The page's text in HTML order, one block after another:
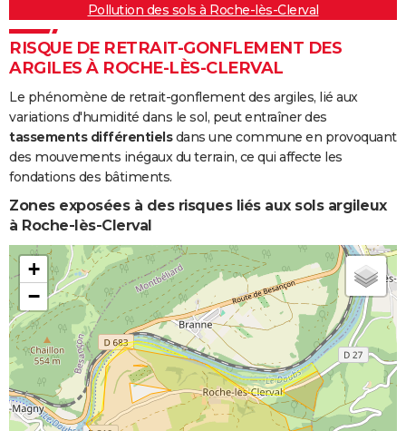
Pollution des sols à Roche-lès-Clerval
RISQUE DE RETRAIT-GONFLEMENT DES
ARGILES À ROCHE-LÈS-CLERVAL
Le phénomène de retrait-gonflement des argiles, lié aux
variations d'humidité dans le sol, peut entraîner des
tassements différentielsdans une commune en provoquant
des mouvements inégaux du terrain, ce qui affecte les
fondations des bâtiments.
Zones exposées à des risques liés aux sols argileux
à Roche-lès-Clerval
+
−